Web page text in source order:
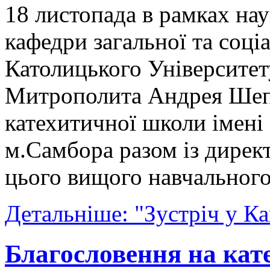
18 листопада в рамках
кафедри загальної та
Католицького
Митрополита Андрея
катехитичної школи
м.Самбора разом із
цього вищого
Детальніше: "Зустріч у
Благословення на